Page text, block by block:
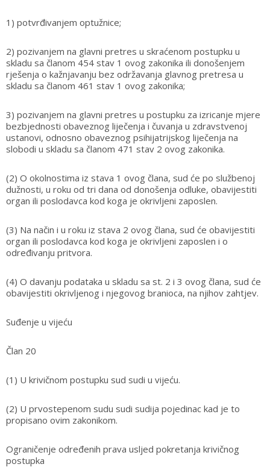
1) potvrđivanjem optužnice;
2) pozivanjem na glavni pretres u skraćenom postupku u
skladu sa članom 454 stav 1 ovog zakonika ili donošenjem
rješenja o kažnjavanju bez održavanja glavnog pretresa u
skladu sa članom 461 stav 1 ovog zakonika;
3) pozivanjem na glavni pretres u postupku za izricanje mjere
bezbjednosti obaveznog liječenja i čuvanja u zdravstvenoj
ustanovi, odnosno obaveznog psihijatrijskog liječenja na
slobodi u skladu sa članom 471 stav 2 ovog zakonika.
(2) O okolnostima iz stava 1 ovog člana, sud će po službenoj
dužnosti, u roku od tri dana od donošenja odluke, obavijestiti
organ ili poslodavca kod koga je okrivljeni zaposlen.
(3) Na način i u roku iz stava 2 ovog člana, sud će obavijestiti
organ ili poslodavca kod koga je okrivljeni zaposlen i o
određivanju pritvora.
(4) O davanju podataka u skladu sa st. 2 i 3 ovog člana, sud će
obavijestiti okrivljenog i njegovog branioca, na njihov zahtjev.
Suđenje u vijeću
Član 20
(1) U krivičnom postupku sud sudi u vijeću.
(2) U prvostepenom sudu sudi sudija pojedinac kad je to
propisano ovim zakonikom.
Ograničenje određenih prava usljed pokretanja krivičnog
postupka